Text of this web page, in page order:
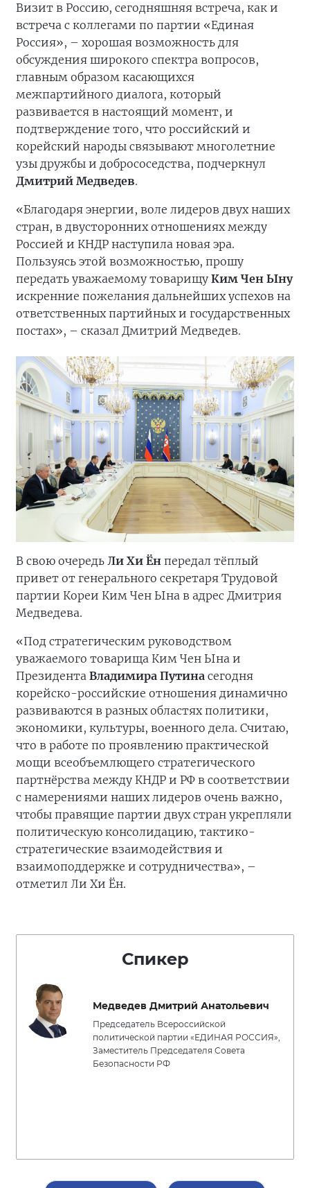
Визит в Россию, сегодняшняя встреча, как и
встреча с коллегами по партии «Единая
Россия», – хорошая возможность для
обсуждения широкого спектра вопросов,
главным образом касающихся
межпартийного диалога, который
развивается в настоящий момент, и
подтверждение того, что российский и
корейский народы связывают многолетние
узы дружбы и добрососедства, подчеркнул
Дмитрий Медведев.
«Благодаря энергии, воле лидеров двух наших
стран, в двусторонних отношениях между
Россией и КНДР наступила новая эра.
Пользуясь этой возможностью, прошу
передать уважаемому товарищу Ким Чен Ыну
искренние пожелания дальнейших успехов на
ответственных партийных и государственных
постах», – сказал Дмитрий Медведев.
В свою очередь Ли Хи Ён передал тёплый
привет от генерального секретаря Трудовой
партии Кореи Ким Чен Ына в адрес Дмитрия
Медведева.
«Под стратегическим руководством
уважаемого товарища Ким Чен Ына и
Президента Владимира Путина сегодня
корейско-российские отношения динамично
развиваются в разных областях политики,
экономики, культуры, военного дела. Считаю,
что в работе по проявлению практической
мощи всеобъемлющего стратегического
партнёрства между КНДР и РФ в соответствии
с намерениями наших лидеров очень важно,
чтобы правящие партии двух стран укрепляли
политическую консолидацию, тактико-
стратегические взаимодействия и
взаимоподдержке и сотрудничества», –
отметил Ли Хи Ён.
Спикер
Медведев Дмитрий Анатольевич
Председатель Всероссийской
политической партии «ЕДИНАЯ РОССИЯ»,
Заместитель Председателя Совета
Безопасности РФ